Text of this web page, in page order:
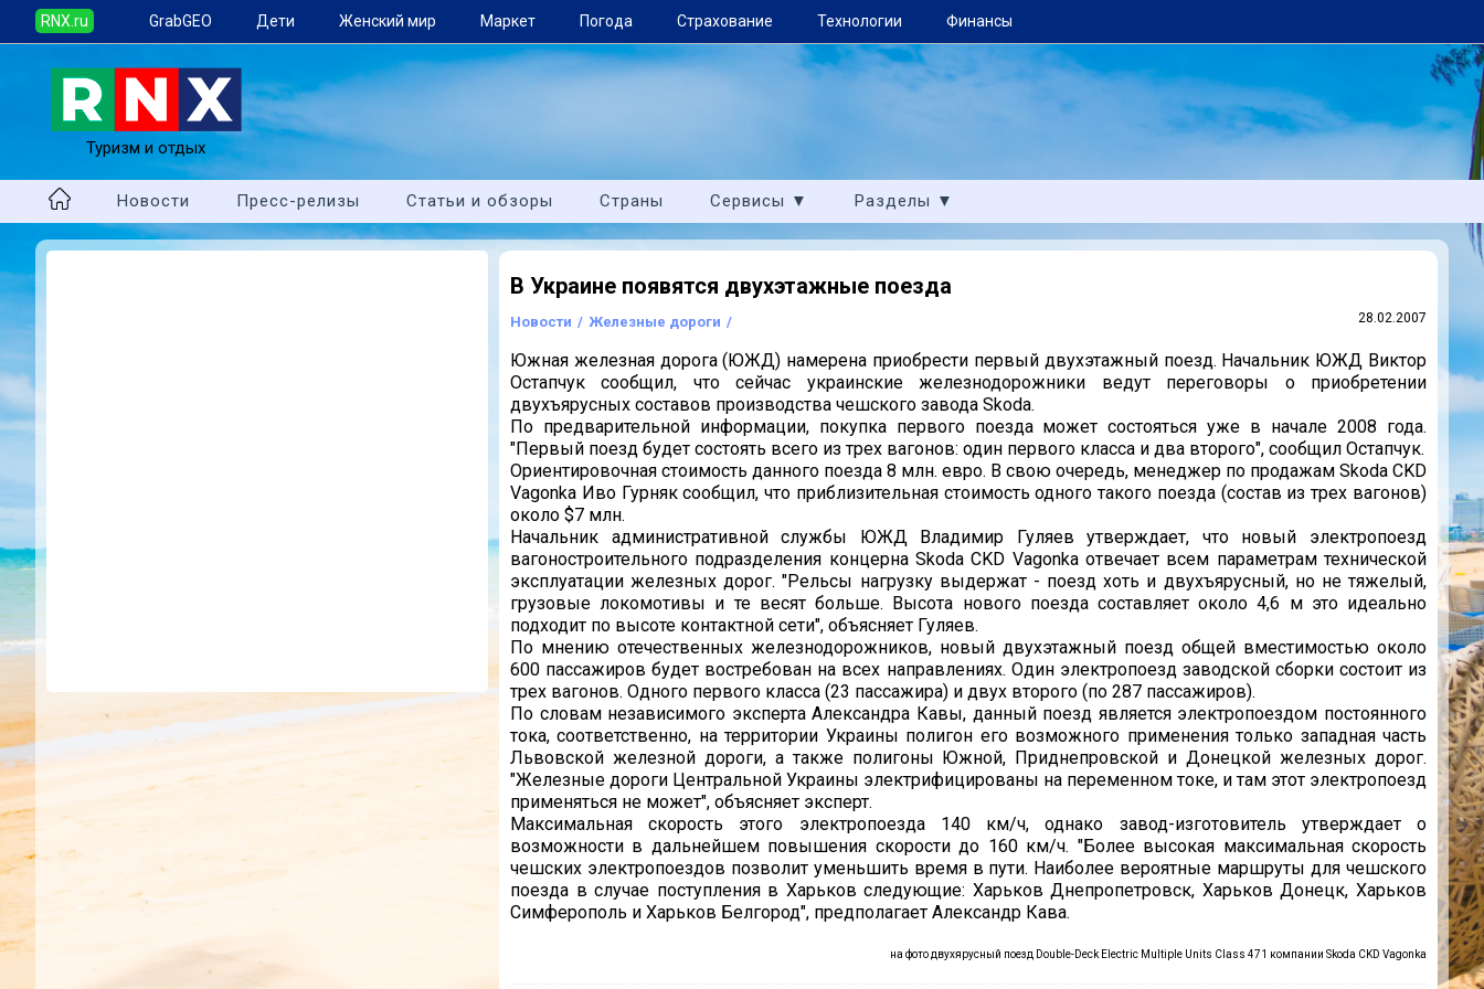
RNX.ru GrabGEO Дети Женский мир Маркет Погода Страхование Технологии Финансы
Туризм и отдых
Новости Пресс-релизы Статьи и обзоры Страны Сервисы ▼ Разделы ▼
В Украине появятся двухэтажные поезда
28.02.2007
Новости / Железные дороги /
Южная железная дорога (ЮЖД) намерена приобрести первый двухэтажный поезд. Начальник ЮЖД Виктор
Остапчук сообщил, что сейчас украинские железнодорожники ведут переговоры о приобретении
двухъярусных составов производства чешского завода Skoda.
По предварительной информации, покупка первого поезда может состояться уже в начале 2008 года.
"Первый поезд будет состоять всего из трех вагонов: один первого класса и два второго", сообщил Остапчук.
Ориентировочная стоимость данного поезда 8 млн. евро. В свою очередь, менеджер по продажам Skoda CKD
Vagonka Иво Гурняк сообщил, что приблизительная стоимость одного такого поезда (состав из трех вагонов)
около $7 млн.
Начальник административной службы ЮЖД Владимир Гуляев утверждает, что новый электропоезд
вагоностроительного подразделения концерна Skoda CKD Vagonka oтвечает всем параметрам технической
эксплуатации железных дорог. "Рельсы нагрузку выдержат - поезд хоть и двухъярусный, но не тяжелый,
грузовые локомотивы и те весят больше. Высота нового поезда составляет около 4,6 м это идеально
подходит по высоте контактной сети", объясняет Гуляев.
По мнению отечественных железнодорожников, новый двухэтажный поезд общей вместимостью около
600 пассажиров будет востребован на всех направлениях. Один электропоезд заводской сборки состоит из
трех вагонов. Одного первого класса (23 пассажира) и двух второго (по 287 пассажиров).
По словам независимого эксперта Александра Кавы, данный поезд является электропоездом постоянного
тока, соответственно, на территории Украины полигон его возможного применения только западная часть
Львовской железной дороги, а также полигоны Южной, Приднепровской и Донецкой железных дорог.
"Железные дороги Центральной Украины электрифицированы на переменном токе, и там этот электропоезд
применяться не может", объясняет эксперт.
Максимальная скорость этого электропоезда 140 км/ч, однако завод-изготовитель утверждает о
возможности в дальнейшем повышения скорости до 160 км/ч. "Более высокая максимальная скорость
чешских электропоездов позволит уменьшить время в пути. Наиболее вероятные маршруты для чешского
поезда в случае поступления в Харьков следующие: Харьков Днепропетровск, Харьков Донецк, Харьков
Симферополь и Харьков Белгород", предполагает Александр Кава.
на фото двухярусный поезд Double-Deck Electric Multiple Units Class 471 компании Skoda CKD Vagonka